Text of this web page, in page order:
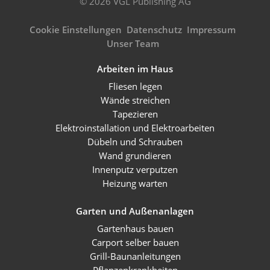
Cookie Einstellungen Datenschutz Impressum
Unser Team
Arbeiten im Haus
Fliesen legen
Wände streichen
Tapezieren
Elektroinstallation und Elektroarbeiten
Dübeln und Schrauben
Wand grundieren
Innenputz verputzen
Heizung warten
Garten und Außenanlagen
Gartenhaus bauen
Carport selber bauen
Grill-Baunanleitungen